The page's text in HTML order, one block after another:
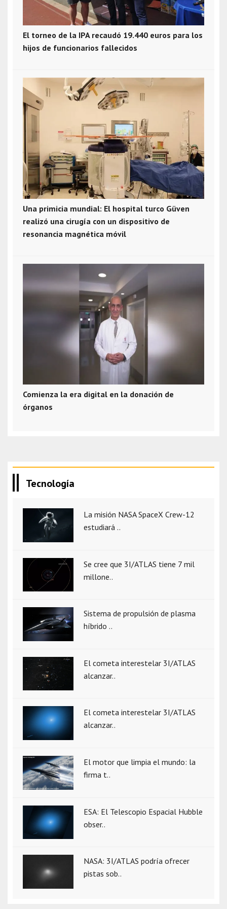
El torneo de la IPA recaudó 19.440 euros para los
hijos de funcionarios fallecidos
Una primicia mundial: El hospital turco Güven
realizó una cirugía con un dispositivo de
resonancia magnética móvil
Comienza la era digital en la donación de
órganos
Tecnología
La misión NASA SpaceX Crew-12
estudiará ..
Se cree que 3I/ATLAS tiene 7 mil
millone..
Sistema de propulsión de plasma
híbrido ..
El cometa interestelar 3I/ATLAS
alcanzar..
El cometa interestelar 3I/ATLAS
alcanzar..
El motor que limpia el mundo: la
firma t..
ESA: El Telescopio Espacial Hubble
obser..
NASA: 3I/ATLAS podría ofrecer
pistas sob..